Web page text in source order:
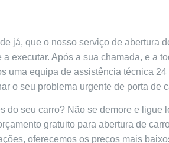
já, que o nosso serviço de abertura
a executar. Após a sua chamada, e a
uma equipa de assistência técnica
o seu problema urgente de porta de
do seu carro? Não se demore e ligue
gratuito para abertura de
oferecemos os preços mais